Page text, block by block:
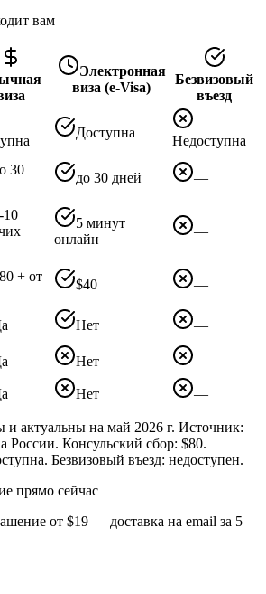
вам
Электронная
виза (e-Visa)
Безвизовый
въезд
Доступна
Недоступна
30
до 30 дней —
10
5 минут
онлайн
—
+ от
$40
—
Нет
—
Нет
—
Нет —
актуальны на май 2026 г. Источник:
Консульский сбор: $80.
Безвизовый въезд: недоступен.
прямо сейчас
от $19 — доставка на email за 5